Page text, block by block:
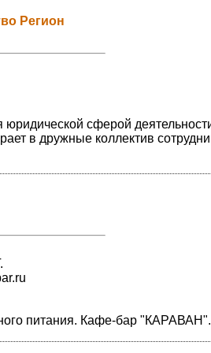
Регион
сферой
в дружные коллектив
питания. Кафе-бар